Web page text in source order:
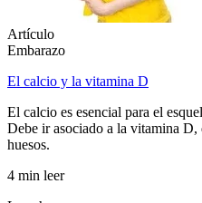
Artículo
Embarazo
El calcio y la vitamina D
El calcio es esencial para el
Debe ir asociado a la vitamina
huesos.
4 min leer